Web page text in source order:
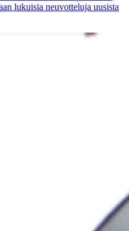
lukuisia neuvotteluja uusista